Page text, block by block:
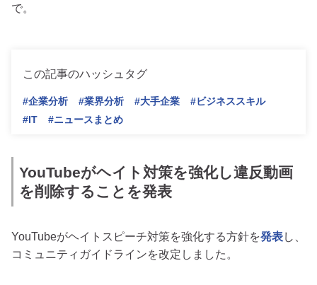
で。
この記事のハッシュタグ
#企業分析 #業界分析 #大手企業
#ビジネススキル
#IT
#ニュースまとめ
YouTubeがヘイト対策を強化し違反動画
を削除することを発表
YouTubeがヘイトスピーチ対策を強化する方針を発表し、
コミュニティガイドラインを改定しました。